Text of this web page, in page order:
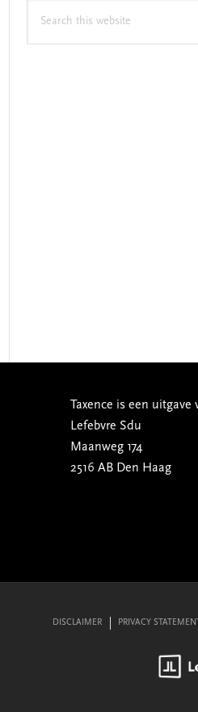
Taxence is een uitgave
Lefebvre Sdu
Maanweg 174
2516 AB Den Haag
DISCLAIMER PRIVACY